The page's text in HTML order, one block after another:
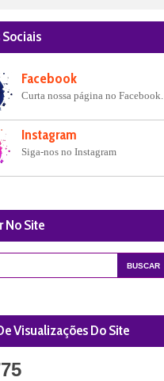
Sociais
Facebook
Curta nossa página no Facebook.
Instagram
Siga-nos no Instagram
No Site
Visualizações Do Site